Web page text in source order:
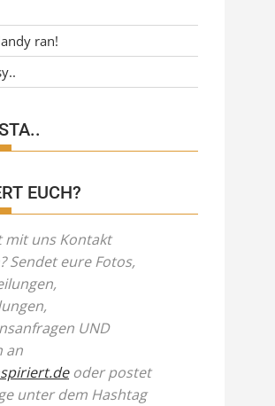
ran!
EUCH?
mit uns Kontakt
Sendet eure Fotos,
UND
an
oder postet
unter dem Hashtag